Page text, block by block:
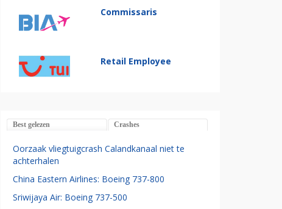
Commissaris
Retail Employee
Best gelezen Crashes
Oorzaak vliegtuigcrash Calandkanaal niet te
achterhalen
China Eastern Airlines: Boeing 737-800
Sriwijaya Air: Boeing 737-500